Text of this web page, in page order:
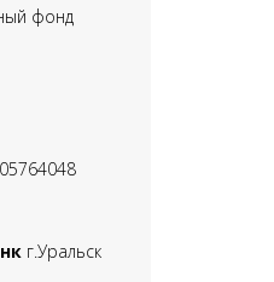
фонд
г.Уральск